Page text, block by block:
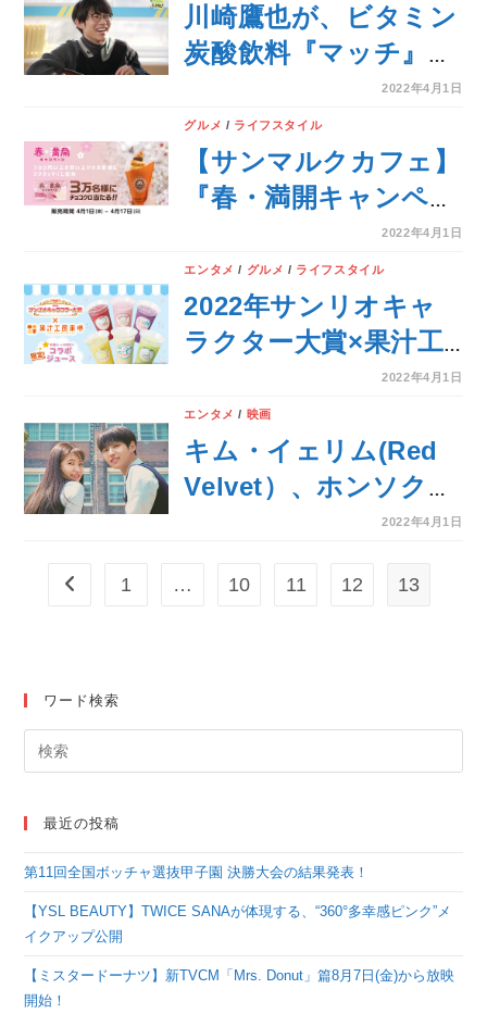
決定！
川崎鷹也が、ビタミン
炭酸飲料『マッチ』
presents特別番組「マ
ブダチLIVE!」のMCに
登場！“マブダチ”ゲス
トは誰？！
2022年4月1日
グルメ / ライフスタイル
【サンマルクカフェ】
『春・満開キャンペー
ン』4月1日（金）～4
月17日（日）、サンマ
ルクカフェ全店にて開
催！
2022年4月1日
エンタメ / グルメ / ライフスタイル
2022年サンリオキャ
ラクター大賞×果汁工
房果琳！サンリオキャ
ラクター大賞の投票シ
ール付きコラボジュー
スを4月8日（金）～5
月22日（日）の期間限
2022年4月1日
エンタメ / 映画
キム・イェリム(Red
Velvet）、ホンソク
（PENTAGON）出
ースデー』 本日より
2022年4月1日
前のページヘ
1 … 10 11 12 13
ワード検索
最近の投稿
第11回全国ボッチャ選抜甲子園 決勝大会の結果発表！
【YSL BEAUTY】TWICE SANAが体現する、“360°多幸感ピンク”メ
イクアップ公開
【ミスタードーナツ】新TVCM「Mrs. Donut」篇8月7日(金)から放映
開始！